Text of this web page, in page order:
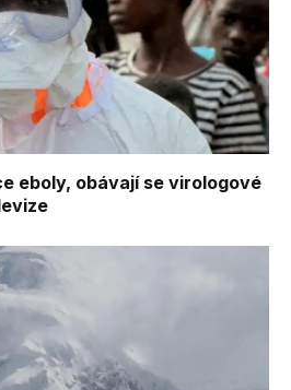
eboly, obávají se virologové